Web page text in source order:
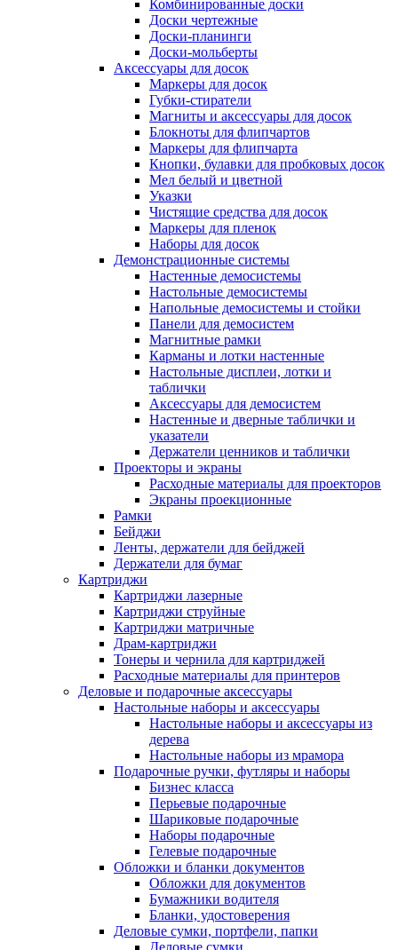
Комбинированные доски
Доски чертежные
Доски-планинги
Доски-мольберты
Аксессуары для досок
Маркеры для досок
Губки-стиратели
Магниты и аксессуары для досок
Блокноты для флипчартов
Маркеры для флипчарта
Кнопки, булавки для пробковых досок
Мел белый и цветной
Указки
Чистящие средства для досок
Маркеры для пленок
Наборы для досок
Демонстрационные системы
Настенные демосистемы
Настольные демосистемы
Напольные демосистемы и стойки
Панели для демосистем
Магнитные рамки
Карманы и лотки настенные
Настольные дисплеи, лотки и
таблички
Аксессуары для демосистем
Настенные и дверные таблички и
указатели
Держатели ценников и таблички
Проекторы и экраны
Расходные материалы для проекторов
Экраны проекционные
Рамки
Бейджи
Ленты, держатели для бейджей
Держатели для бумаг
Картриджи
Картриджи лазерные
Картриджи струйные
Картриджи матричные
Драм-картриджи
Тонеры и чернила для картриджей
Расходные материалы для принтеров
Деловые и подарочные аксессуары
Настольные наборы и аксессуары
Настольные наборы и аксессуары из
дерева
Настольные наборы из мрамора
Подарочные ручки, футляры и наборы
Бизнес класса
Перьевые подарочные
Шариковые подарочные
Наборы подарочные
Гелевые подарочные
Обложки и бланки документов
Обложки для документов
Бумажники водителя
Бланки, удостоверения
Деловые сумки, портфели, папки